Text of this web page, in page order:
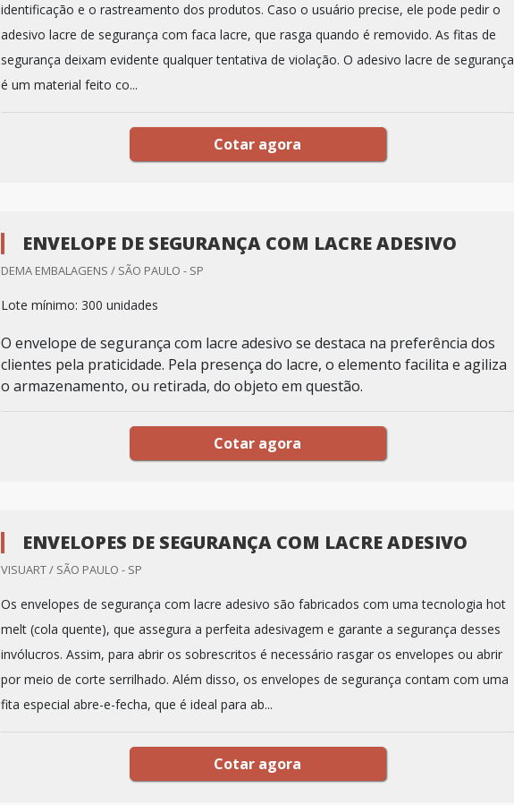
identificação e o rastreamento dos produtos. Caso o usuário precise, ele pode pedir o
adesivo lacre de segurança com faca lacre, que rasga quando é removido. As fitas de
segurança deixam evidente qualquer tentativa de violação. O adesivo lacre de segurança
é um material feito co...
Cotar agora
ENVELOPE DE SEGURANÇA COM LACRE ADESIVO
DEMA EMBALAGENS / SÃO PAULO - SP
Lote mínimo: 300 unidades
O envelope de segurança com lacre adesivo se destaca na preferência dos
clientes pela praticidade. Pela presença do lacre, o elemento facilita e agiliza
o armazenamento, ou retirada, do objeto em questão.
Cotar agora
ENVELOPES DE SEGURANÇA COM LACRE ADESIVO
VISUART / SÃO PAULO - SP
Os envelopes de segurança com lacre adesivo são fabricados com uma tecnologia hot
melt (cola quente), que assegura a perfeita adesivagem e garante a segurança desses
invólucros. Assim, para abrir os sobrescritos é necessário rasgar os envelopes ou abrir
por meio de corte serrilhado. Além disso, os envelopes de segurança contam com uma
fita especial abre-e-fecha, que é ideal para ab...
Cotar agora